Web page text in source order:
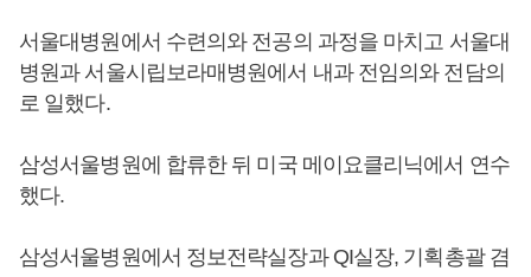
서울대병원에서 수련의와 전공의 과정을 마치고 서울대
병원과 서울시립보라매병원에서 내과 전임의와 전담의
로 일했다.
삼성서울병원에 합류한 뒤 미국 메이요클리닉에서 연수
했다.
삼성서울병원에서 정보전략실장과 QI실장, 기획총괄 겸